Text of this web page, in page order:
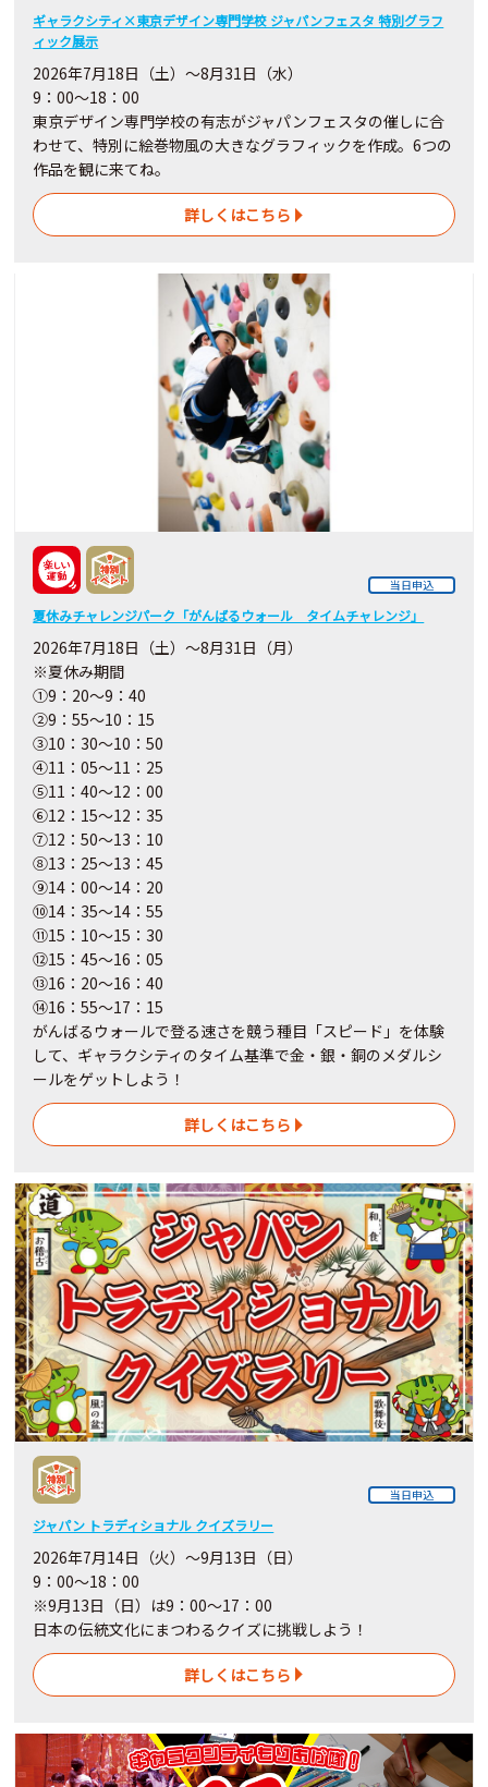
ギャラクシティ×東京デザイン専門学校 ジャパンフェスタ 特別グラフ
ィック展示
2026年7月18日（土）～8月31日（水）
9：00～18：00
東京デザイン専門学校の有志がジャパンフェスタの催しに合
わせて、特別に絵巻物風の大きなグラフィックを作成。6つの
作品を観に来てね。
詳しくはこちら
当日申込
夏休みチャレンジパーク「がんばるウォール タイムチャレンジ」
2026年7月18日（土）～8月31日（月）
※夏休み期間
①9：20～9：40
②9：55～10：15
③10：30～10：50
④11：05～11：25
⑤11：40～12：00
⑥12：15～12：35
⑦12：50～13：10
⑧13：25～13：45
⑨14：00～14：20
⑩14：35～14：55
⑪15：10～15：30
⑫15：45～16：05
⑬16：20～16：40
⑭16：55～17：15
がんばるウォールで登る速さを競う種目「スピード」を体験
して、ギャラクシティのタイム基準で金・銀・銅のメダルシ
ールをゲットしよう！
詳しくはこちら
当日申込
ジャパン トラディショナル クイズラリー
2026年7月14日（火）～9月13日（日）
9：00～18：00
※9月13日（日）は9：00～17：00
日本の伝統文化にまつわるクイズに挑戦しよう！
詳しくはこちら